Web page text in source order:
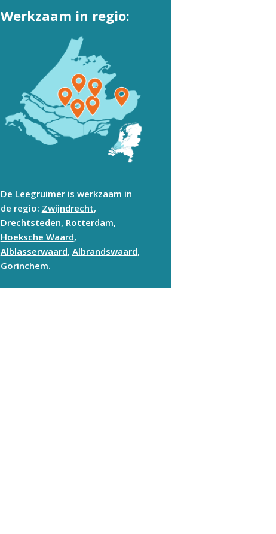
Werkzaam in regio:
De Leegruimer is werkzaam in
de regio: Zwijndrecht,
Drechtsteden, Rotterdam,
Hoeksche Waard,
Alblasserwaard, Albrandswaard,
Gorinchem.